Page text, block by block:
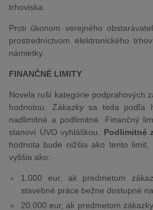
trhoviska.
Proti úkonom verejného
prostredníctvom elektronického
námietky.
FINANČNÉ LIMITY
Novela ruší kategórie podprahových
hodnotou. Zákazky sa teda podľa
nadlimitné a podlimitné. Finančný
stanoví ÚVO vyhláškou. Podlimitné
hodnota bude nižšia ako tento
vyššia ako:
1.000 eur, ak predmetom
stavebné práce bežne dostupné
20.000 eur, ak predmetom